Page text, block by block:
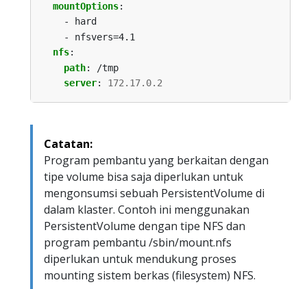
mountOptions:
- hard
- nfsvers=4.1
nfs:
path:
/tmp
server: 172.17.0.2
Catatan:
Program pembantu yang berkaitan dengan
tipe volume bisa saja diperlukan untuk
mengonsumsi sebuah PersistentVolume di
dalam klaster. Contoh ini menggunakan
PersistentVolume dengan tipe NFS dan
program pembantu /sbin/mount.nfs
diperlukan untuk mendukung proses
mounting sistem berkas (filesystem) NFS.